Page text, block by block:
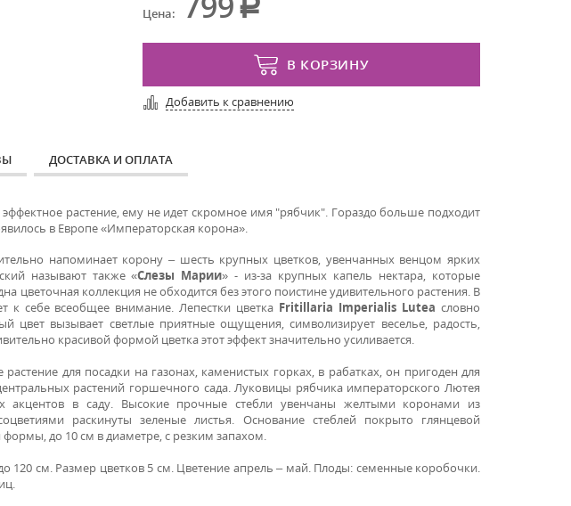
Цена:
В КОРЗИНУ
Добавить к сравнению
ДОСТАВКА И ОПЛАТА
растение, ему не идет скромное имя "рябчик". Гораздо больше подходит
в Европе «Императорская корона».
напоминает корону – шесть крупных цветков, увенчанных венцом ярких
называют также «Слезы Марии» - из-за крупных капель нектара, которые
цветочная коллекция не обходится без этого поистине удивительного растения. В
себе всеобщее внимание. Лепестки цветка Fritillaria Imperialis Luteaсловно
цвет вызывает светлые приятные ощущения, символизирует веселье, радость,
красивой формой цветка этот эффект значительно усиливается.
растение для посадки на газонах, каменистых горках, в рабатках, он пригоден для
растений горшечного сада.Луковицы рябчика императорского Лютея
акцентов в саду. Высокие прочные стебли увенчаны желтыми коронами из
раскинуты зеленые листья. Основание стеблей покрыто глянцевой
до 10 см в диаметре, с резким запахом.
120 см. Размер цветков 5 см. Цветение апрель – май. Плоды: семенные коробочки.